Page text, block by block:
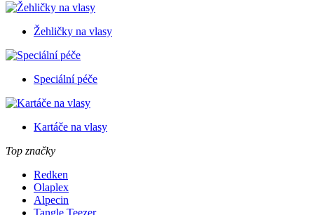
Žehličky na vlasy
Speciální péče
Kartáče na vlasy
Top značky
Redken
Olaplex
Alpecin
Tangle Teezer